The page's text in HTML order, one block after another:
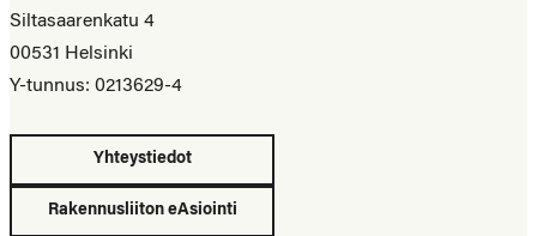
Siltasaarenkatu 4
00531 Helsinki
Y-tunnus: 0213629-4
Yhteystiedot
Rakennusliiton eAsiointi